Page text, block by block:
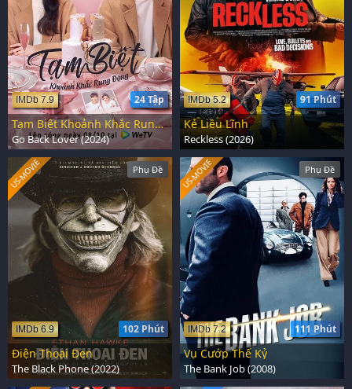
24 Tập
IMDb 7.9
Tạm Biệt Khoảnh Khắc Rung Động
Go Back Lover (2024)
91 Phút
IMDb 5.2
Kẻ Liều Lĩnh
Reckless (2026)
Phụ Đề
102 Phút
IMDb 6.9
US-MOVIE
Điện Thoại Đen
The Black Phone (2022)
Phụ Đề
111 Phút
IMDb 7.2
US-MOVIE
Vụ Cướp Thế Kỷ
The Bank Job (2008)